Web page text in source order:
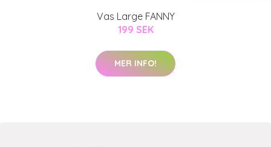
Vas Large FANNY
199 SEK
MER INFO!